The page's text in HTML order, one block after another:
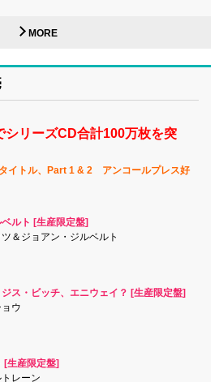
MORE
シリーズCD合計100万枚を突
イトル、
Part 1 & 2 アンコールプレス好
ルト [生産限定盤]
＆ジョアン・ジルベルト
ス・ビッチ、エニウェイ？ [生産限定盤]
ウ
[生産限定盤]
レーン